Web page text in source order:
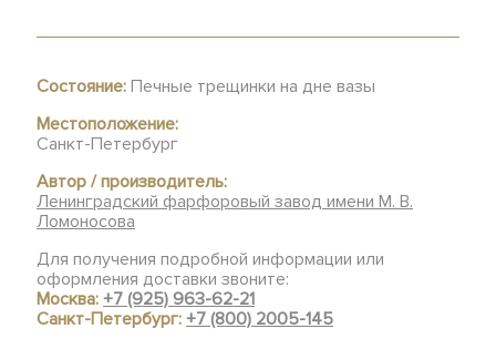
Состояние: Печные трещинки на дне вазы
Местоположение:
Санкт-Петербург
Автор / производитель:
Ленинградский фарфоровый завод имени М. В.
Ломоносова
Для получения подробной информации или
оформления доставки звоните:
Москва:+7 (925) 963-62-21
Санкт-Петербург:+7 (800) 2005-145